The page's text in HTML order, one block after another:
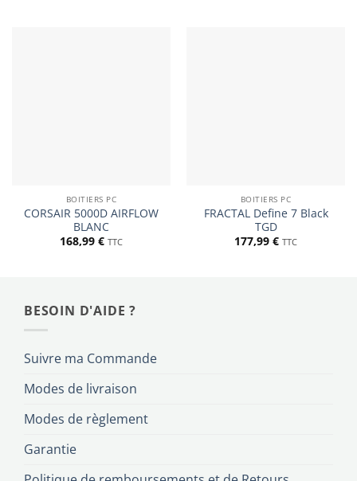
BOITIERS PC
CORSAIR 5000D AIRFLOW
BLANC
168,99 € TTC
BOITIERS PC
FRACTAL Define 7 Black
TGD
177,99 € TTC
BESOIN D'AIDE ?
Suivre ma Commande
Modes de livraison
Modes de règlement
Garantie